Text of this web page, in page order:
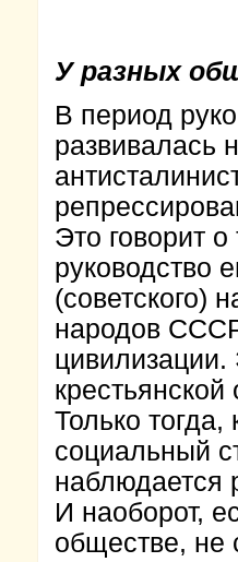
У разных
В период
развивалась
Это говорит
руководство
(советского)
народов
цивилизации.
Только
социальный
наблюдается
И наоборот,
обществе, не